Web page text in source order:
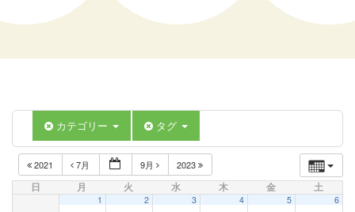
カテゴリー タグ
2021 7月 9月 2023
日 月 火 水 木 金 土
1 2 3 4 5 6